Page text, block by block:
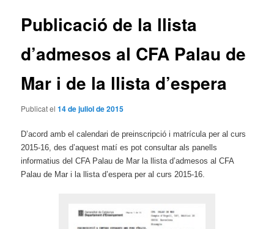
Publicació de la llista
d’admesos al CFA Palau de
Mar i de la llista d’espera
Publicat el14 de juliol de 2015
D’acord amb el calendari de preinscripció i matrícula per al curs
2015-16, des d’aquest matí es pot consultar als panells
informatius del CFA Palau de Mar la llista d’admesos al CFA
Palau de Mar i la llista d’espera per al curs 2015-16.